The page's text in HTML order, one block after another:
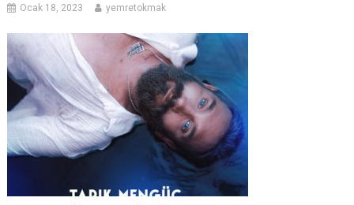
Ocak 18, 2023 yemretokmak